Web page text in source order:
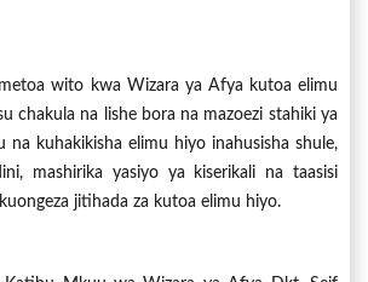
wito kwa Wizara ya Afya kutoa elimu
chakula na lishe bora na mazoezi stahiki ya
na kuhakikisha elimu hiyo inahusisha shule,
mashirika yasiyo ya kiserikali na taasisi
jitihada za kutoa elimu hiyo.